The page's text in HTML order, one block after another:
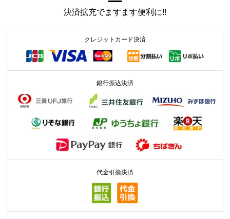
決済拡充でますます便利に!!
クレジットカード決済
銀行振込決済
代金引換決済